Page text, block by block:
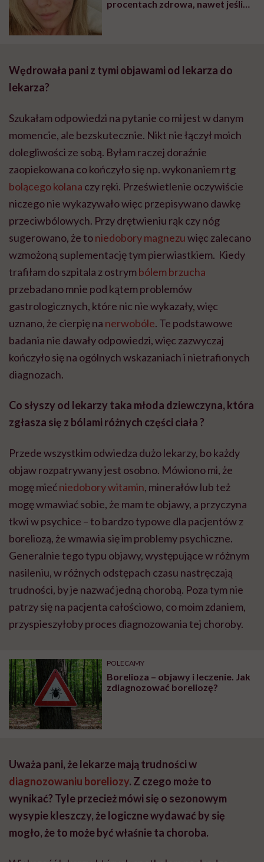
procentach zdrowa, nawet jeśli
Wędrowała pani z tymi objawami od lekarza do
lekarza?
Szukałam odpowiedzi na pytanie co mi jest w danym
momencie, ale bezskutecznie. Nikt nie łączył moich
dolegliwości ze sobą. Byłam raczej doraźnie
zaopiekowana co kończyło się np. wykonaniem rtg
bolącego kolana czy ręki. Prześwietlenie oczywiście
niczego nie wykazywało więc przepisywano dawkę
przeciwbólowych. Przy drętwieniu rąk czy nóg
sugerowano, że toniedobory magnezuwięc zalecano
wzmożoną suplementację tym pierwiastkiem. Kiedy
trafiłam do szpitala z ostrymbólem brzucha
przebadano mnie pod kątem problemów
gastrologicznych, które nic nie wykazały, więc
uznano, że cierpię na nerwobóle. Te podstawowe
badania nie dawały odpowiedzi, więc zazwyczaj
kończyło się na ogólnych wskazaniach i nietrafionych
diagnozach.
Co słyszy od lekarzy taka młoda dziewczyna, która
zgłasza się z bólami różnych części ciała ?
Przede wszystkim odwiedza dużo lekarzy, bo każdy
objaw rozpatrywany jest osobno. Mówiono mi, że
mogę miećniedobory witamin, minerałów lub też
mogę wmawiać sobie, że mam te objawy, a przyczyna
tkwi w psychice – to bardzo typowe dla pacjentów z
boreliozą, że wmawia się im problemy psychiczne.
Generalnie tego typu objawy, występujące w różnym
nasileniu, w różnych odstępach czasu nastręczają
trudności, by je nazwać jedną chorobą. Poza tym nie
patrzy się na pacjenta całościowo, co moim zdaniem,
przyspieszyłoby proces diagnozowania tej choroby.
POLECAMY
Borelioza – objawy i leczenie. Jak
zdiagnozować boreliozę?
Uważa pani, że lekarze mają trudności w
diagnozowaniu boreliozy. Z czego może to
wynikać? Tyle przecież mówi się o sezonowym
wysypie kleszczy, że logiczne wydawać by się
mogło, że to może być właśnie ta choroba.